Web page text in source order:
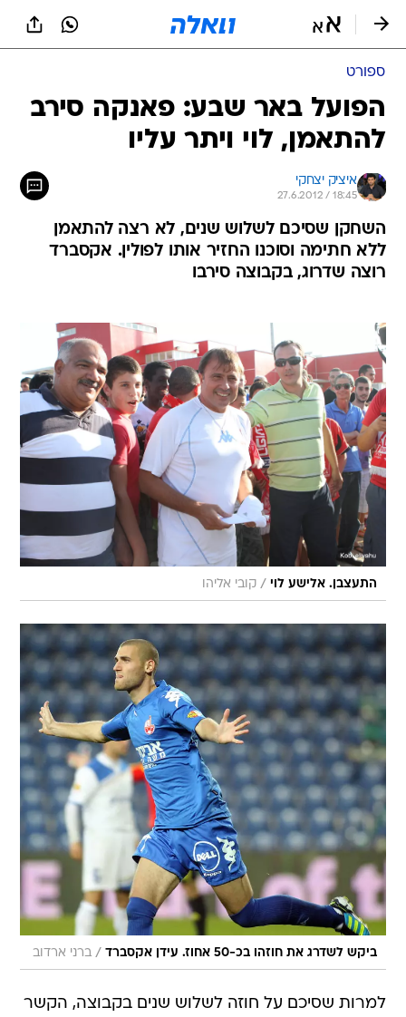
ספורט
הפועל באר שבע: פאנקה סירב
להתאמן, לוי ויתר עליו
איציק יצחקי
27.6.2012 / 18:45
השחקן שסיכם לשלוש שנים, לא רצה להתאמן
ללא חתימה וסוכנו החזיר אותו לפולין. אקסברד
רוצה שדרוג, בקבוצה סירבו
התעצבן. אלישע לוי / קובי אליהו
ביקש לשדרג את חוזהו בכ-50 אחוז. עידן אקסברד / ברני ארדוב
למרות שסיכם על חוזה לשלוש שנים בקבוצה, הקשר